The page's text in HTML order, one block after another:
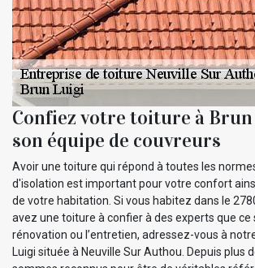
Confiez votre toiture à
son équipe de couvreurs
Avoir une toiture qui répond à toutes les
d'isolation est important pour votre confort
de votre habitation. Si vous habitez dans le
avez une toiture à confier à des experts que ce
rénovation ou l’entretien, adressez-vous à
Luigi située à Neuville Sur Authou. Depuis plus